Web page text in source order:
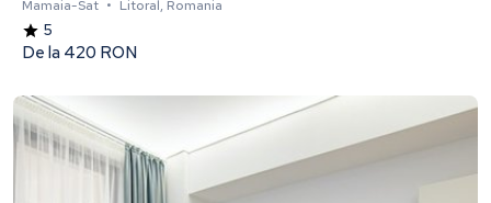
Mamaia-Sat • Litoral, Romania
5
De la 420 RON